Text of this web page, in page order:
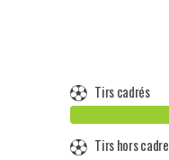
Tirs cadrés
Tirs hors cadre